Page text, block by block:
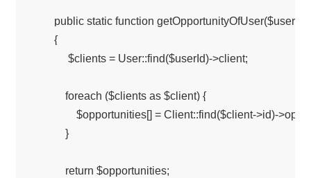
        public static function getOpportunityOfUser($userId)
        {
             $clients = User::find($userId)->client;
            foreach ($clients as $client) {
$opportunities[] = Client::find($client->id)-
            }
            return $opportunities;